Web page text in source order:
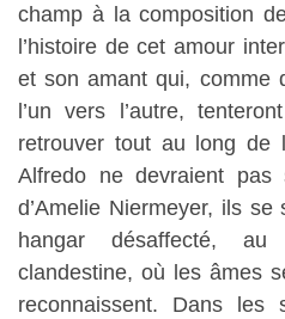
champ à la composition
l’histoire de cet amour
et son amant qui, comme
l’un vers l’autre,
retrouver tout au long de
Alfredo ne devraient pas
d’Amelie Niermeyer, ils
hangar désaffecté,
clandestine, où les âmes
reconnaissent. Dans les